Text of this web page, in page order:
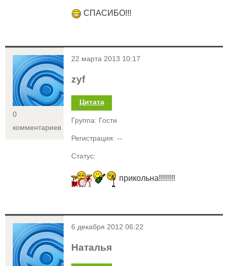
СПАСИБО!!!
<
0
комментариев
22 марта 2013 10:17
zyf
Цитата
Группа: Гости
Регистрация: --
Статус:
прикольна!!!!!!!!
< 6 декабря 2012 06:22
Наталья